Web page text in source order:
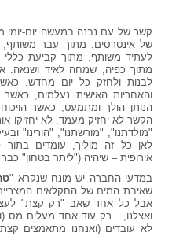
קשר של עם נבנה במעשה יום-
של אינטרסים. מתוך עבר משותף,
לעתיד משותף. מתוך קביעת כללי
מתוך כפיה, שמחה לאיד ושנאה.
לבנות ולחזק כל יום מחדש.
והאחריות האישית נעלמים,
הנותן הולך ומתמעט, כאשר
הקשר לא יחזיק מעמד. לא יחזיקו
"מולדתנו", "מורשתנו", "הורינו"
לאן כל זה מוליך, עומדים
אירופית – שיהיה ("ליתר בטחון"
במדעי החברה יש מונח שנקרא "
שאיבת המים של החקלאים
אבל כל אחד שאב "רק קצת"
ואצלנו, רק עוד אחד מעלים מס
לא עובדים (ואנחנו מתאמצים